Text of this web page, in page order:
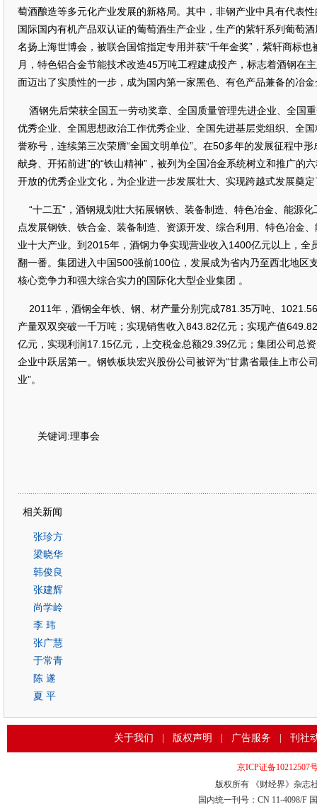
萄酒酿造等多元化产业发展的新格局。其中，非钢产业中具有代表
国际国内有机产品双认证的葡萄酒生产企业，生产的紫轩系列葡萄
名扬上海世博会，被联合国馆指定专用并获“千年金奖”，紫轩商标
月，特色铝合金节能技术改造45万吨工程建成投产，标志着酒钢在
面迈出了实质性的一步，成为国内第一家黑色、有色产品兼备的冶
酒钢先后荣获全国五一劳动奖章、全国质量管理先进企业、全国
优秀企业、全国思想政治工作优秀企业、全国先进基层党组织、全
誉称号，连续第三次荣膺“全国文明单位”。在50多年的发展征程中
献身、开拓前进”的“铁山精神”，被列为全国冶金系统树立和推广的
开放的优秀企业文化，为企业进一步发展壮大、实现跨越式发展奠
“十二五”，酒钢规划壮大拓展钢铁、装备制造、特色冶金、能源
点发展钢铁、铁合金、装备制造、资源开发、综合利用、特色冶金
业十大产业。到2015年，酒钢力争实现营业收入1400亿元以上，全
翻一番。集团进入中国500强前100位，发展成为省内乃至西北地区
核心竞争力和强大综合实力的国际化大型企业集团 。
2011年，酒钢全年铁、钢、材产量分别完成781.35万吨、
产量双双突破一千万吨；实现销售收入843.82亿元；实现产值
亿元，实现利润17.15亿元，上交税金总额29.39亿元；集团公司总
企业中跃居第一。钢铁板块宏兴股份公司被评为“甘肃省最佳上市公
业”。
关键词:理事会
相关新闻
张珍方
梁晓华
韩俊良
张建辉
尚学岭
李 玮
张广慧
于常青
陈 遂
夏 平
关于我们 版权声明 广告服务 刊社
京ICP证备10212507
版权所有 《财经界》杂志
国内统一刊号：CN 11-4098/F